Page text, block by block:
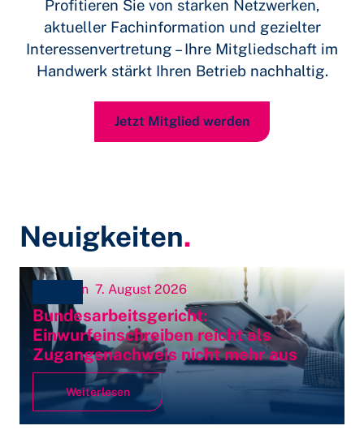
Profitieren Sie von starken Netzwerken,
aktueller Fachinformation und gezielter
Interessenvertretung – Ihre Mitgliedschaft im
Handwerk stärkt Ihren Betrieb nachhaltig.
Jetzt Mitglied werden
Neuigkeiten.
Innungen 7. August 2026
Bundesarbeitsgericht:
Einwurfeinschreiben reicht als
Zugangsnachweis nicht mehr aus
Weiterlesen